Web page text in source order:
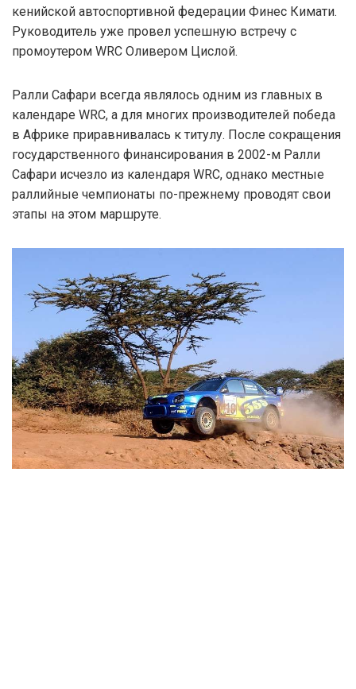
кенийской автоспортивной федерации Финес Кимати.
Руководитель уже провел успешную встречу с
промоутером WRC Оливером Цислой.
Ралли Сафари всегда являлось одним из главных в
календаре WRC, а для многих производителей победа
в Африке приравнивалась к титулу. После сокращения
государственного финансирования в 2002-м Ралли
Сафари исчезло из календаря WRC, однако местные
раллийные чемпионаты по-прежнему проводят свои
этапы на этом маршруте.